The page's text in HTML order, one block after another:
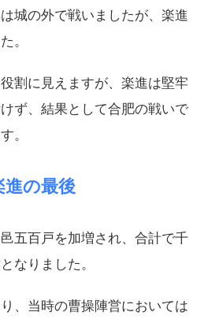
城の外で戦いましたが、楽進
。
割に見えますが、楽進は堅牢
ず、結果として合肥の戦いで
。
進の最後
五百戸を加増され、合計で千
なりました。
、当時の曹操陣営においては